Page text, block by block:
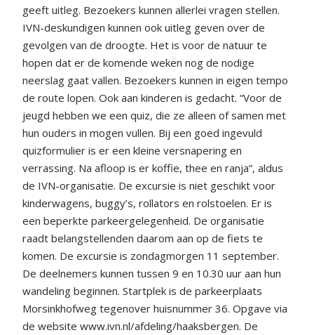
geeft uitleg. Bezoekers kunnen allerlei vragen stellen.
IVN-deskundigen kunnen ook uitleg geven over de
gevolgen van de droogte. Het is voor de natuur te
hopen dat er de komende weken nog de nodige
neerslag gaat vallen. Bezoekers kunnen in eigen tempo
de route lopen. Ook aan kinderen is gedacht. “Voor de
jeugd hebben we een quiz, die ze alleen of samen met
hun ouders in mogen vullen. Bij een goed ingevuld
quizformulier is er een kleine versnapering en
verrassing. Na afloop is er koffie, thee en ranja”, aldus
de IVN-organisatie. De excursie is niet geschikt voor
kinderwagens, buggy’s, rollators en rolstoelen. Er is
een beperkte parkeergelegenheid. De organisatie
raadt belangstellenden daarom aan op de fiets te
komen. De excursie is zondagmorgen 11 september.
De deelnemers kunnen tussen 9 en 10.30 uur aan hun
wandeling beginnen. Startplek is de parkeerplaats
Morsinkhofweg tegenover huisnummer 36. Opgave via
de website www.ivn.nl/afdeling/haaksbergen. De